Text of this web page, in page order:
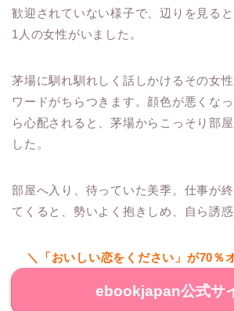
歓迎されていない様子で、辺りを見る
1人の女性がいました。
茅場に馴れ馴れしく話しかけるその女
ワードがちらつきます。顔色が悪くな
ら心配されると、茅場からこっそり部
した。
部屋へ入り、待っていた美季。仕事が
てくると、勢いよく抱きしめ、自ら誘惑
＼「おいしい恋をください」が70％
ebookjapan公式サ